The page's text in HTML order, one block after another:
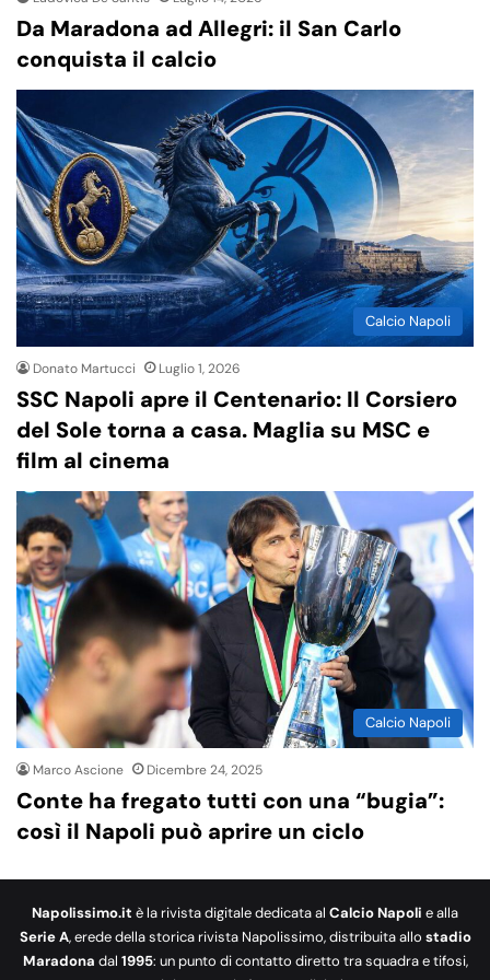
Da Maradona ad Allegri: il San Carlo
conquista il calcio
Calcio Napoli
Donato Martucci Luglio 1, 2026
SSC Napoli apre il Centenario: Il Corsiero
del Sole torna a casa. Maglia su MSC e
film al cinema
Calcio Napoli
Marco Ascione Dicembre 24, 2025
Conte ha fregato tutti con una “bugia”:
così il Napoli può aprire un ciclo
Napolissimo.it è la rivista digitale dedicata al Calcio Napoli e alla
Serie A, erede della storica rivista Napolissimo, distribuita allo stadio
Maradona dal 1995: un punto di contatto diretto tra squadra e tifosi,